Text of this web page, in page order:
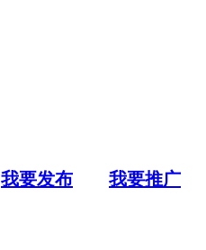
我要发布 我要推广